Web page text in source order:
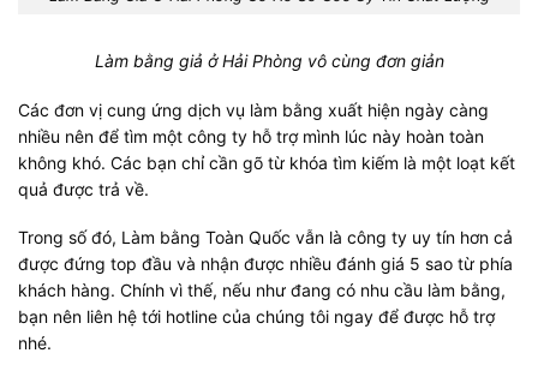
Làm bằng giả ở Hải Phòng vô cùng đơn giản
Các đơn vị cung ứng dịch vụ làm bằng xuất hiện ngày càng
nhiều nên để tìm một công ty hỗ trợ mình lúc này hoàn toàn
không khó. Các bạn chỉ cần gõ từ khóa tìm kiếm là một loạt kết
quả được trả về.
Trong số đó, Làm bằng Toàn Quốc vẫn là công ty uy tín hơn cả
được đứng top đầu và nhận được nhiều đánh giá 5 sao từ phía
khách hàng. Chính vì thế, nếu như đang có nhu cầu làm bằng,
bạn nên liên hệ tới hotline của chúng tôi ngay để được hỗ trợ
nhé.